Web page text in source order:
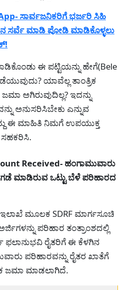
ಸಾರ್ವಜನಿಕರಿಗೆ ಭರ್ಜರಿ ಸಿಹಿ
ಸರ್ವೆ ಮಾಡಿ ಪೋಡಿ ಮಾಡಿಕೊಳ್ಳಲು
ಈ ಪಟ್ಟಿಯನ್ನು ಹೇಗೆ(Bele
ಯಾವೆಲ್ಲ ತಾಂತ್ರಿಕ
ಅಗಿರುವುದಿಲ್ಲ? ಇದನ್ನು
ಅನುಸರಿಸಿಬೇಕು ಎನ್ನುವ
ಈ ಮಾಹಿತಿ ನಿಮಗೆ ಉಪಯುಕ್ತ
ಸಹಕರಿಸಿ.
Received- ಹಂಗಾಮುವಾರು
ಮಾಡಿರುವ ಒಟ್ಟು ಬೆಳೆ ಪರಿಹಾರದ
ಮೂಲಕ SDRF ಮಾರ್ಗಸೂಚಿ
ಪರಿಹಾರ ತಂತ್ರಾಂಶದಲ್ಲಿ
ರೈತರಿಗೆ ಈ ಕೆಳಗಿನ
ಪರಿಹಾರವನ್ನು ರೈತರ ಖಾತೆಗೆ
ಜಮಾ ಮಾಡಲಾಗಿದೆ.